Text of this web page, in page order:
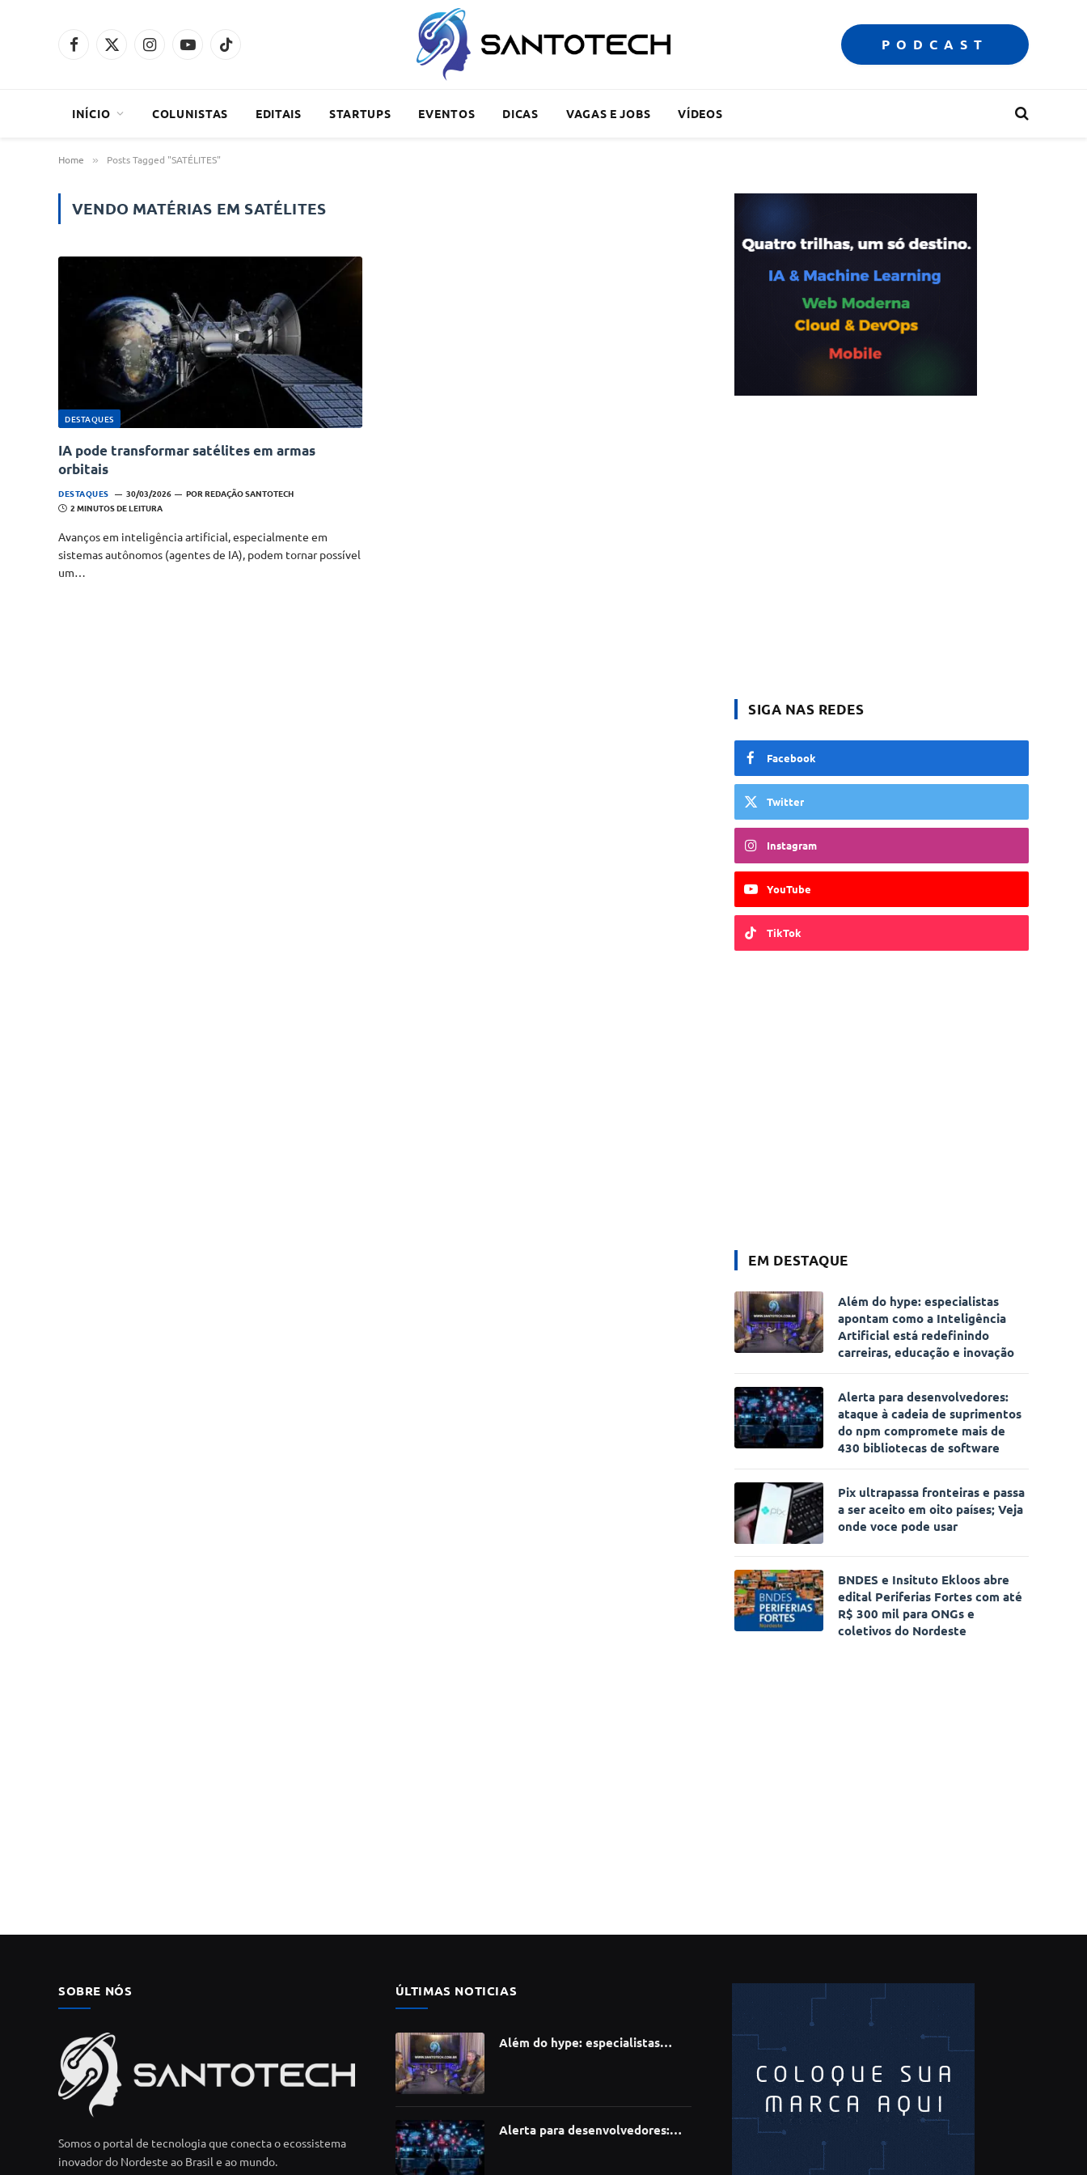
Facebook
X
InstagramYouTubeTikTok PODCAST
INÍCIO COLUNISTAS EDITAIS STARTUPS EVENTOS DICAS VAGAS E JOBS VÍDEOS
Home » Posts Tagged "SATÉLITES"
VENDO MATÉRIAS EM SATÉLITES
DESTAQUES
IA pode transformar satélites em armas
orbitais
DESTAQUES 30/03/2026 POR REDAÇÃO SANTOTECH
2 MINUTOS DE LEITURA
Avanços em inteligência artificial, especialmente em
sistemas autônomos (agentes de IA), podem tornar possível
um…
SIGA NAS REDES
Facebook
Twitter
Instagram
YouTube
TikTok
EM DESTAQUE
Além do hype: especialistas
apontam como a Inteligência
Artificial está redefinindo
carreiras, educação e inovação
Alerta para desenvolvedores:
ataque à cadeia de suprimentos
do npm compromete mais de
430 bibliotecas de software
Pix ultrapassa fronteiras e passa
a ser aceito em oito países; Veja
onde voce pode usar
BNDES e Insituto Ekloos abre
edital Periferias Fortes com até
R$ 300 mil para ONGs e
coletivos do Nordeste
SOBRE NÓS
Somos o portal de tecnologia que conecta o ecossistema
inovador do Nordeste ao Brasil e ao mundo.
ÚLTIMAS NOTICIAS
Além do hype: especialistas
Alerta para desenvolvedores: